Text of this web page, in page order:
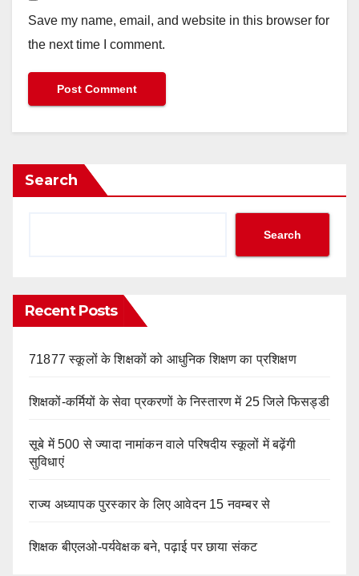
Save my name, email, and website in this browser for
the next time I comment.
Search
Search
Recent Posts
71877 स्कूलों के शिक्षकों को आधुनिक शिक्षण का प्रशिक्षण
शिक्षकों-कर्मियों के सेवा प्रकरणों के निस्तारण में 25 जिले फिसड्डी
सूबे में 500 से ज्यादा नामांकन वाले परिषदीय स्कूलों में बढ़ेंगी
सुविधाएं
राज्य अध्यापक पुरस्कार के लिए आवेदन 15 नवम्बर से
शिक्षक बीएलओ-पर्यवेक्षक बने, पढ़ाई पर छाया संकट